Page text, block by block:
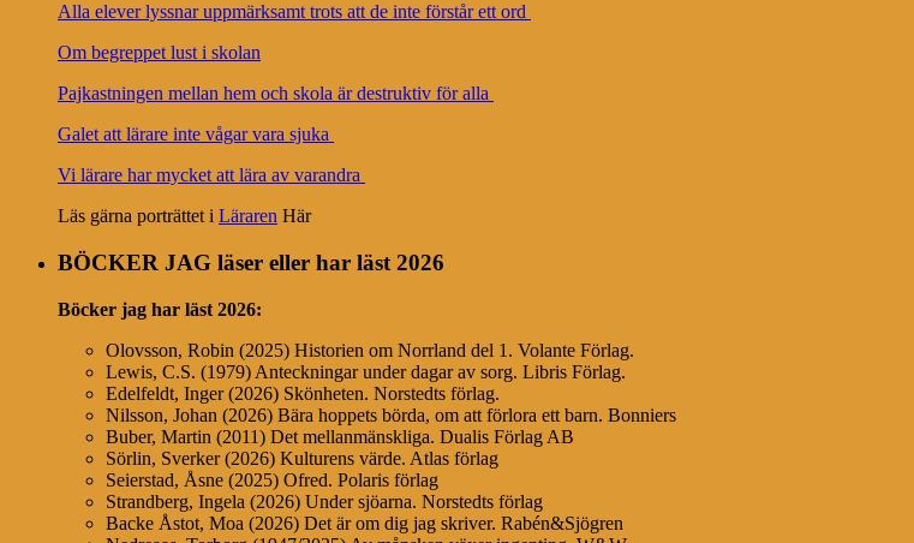
Alla elever lyssnar uppmärksamt trots att de inte förstår ett ord
Om begreppet lust i skolan
Pajkastningen mellan hem och skola är destruktiv för alla
Galet att lärare inte vågar vara sjuka
Vi lärare har mycket att lära av varandra
Läs gärna porträttet i Läraren Här
BÖCKER JAG läser eller har läst 2026
Böcker jag har läst 2026:
Olovsson, Robin (2025) Historien om Norrland del 1. Volante Förlag.
Lewis, C.S. (1979) Anteckningar under dagar av sorg. Libris Förlag.
Edelfeldt, Inger (2026) Skönheten. Norstedts förlag.
Nilsson, Johan (2026) Bära hoppets börda, om att förlora ett barn. Bonniers
Buber, Martin (2011) Det mellanmänskliga. Dualis Förlag AB
Sörlin, Sverker (2026) Kulturens värde. Atlas förlag
Seierstad, Åsne (2025) Ofred. Polaris förlag
Strandberg, Ingela (2026) Under sjöarna. Norstedts förlag
Backe Åstot, Moa (2026) Det är om dig jag skriver. Rabén&Sjögren